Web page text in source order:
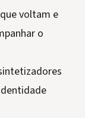
voltam e
o